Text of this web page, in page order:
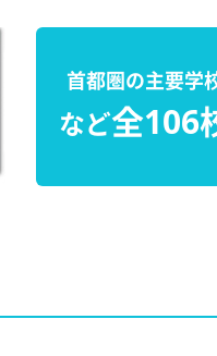
首都圏の主要学
など全106